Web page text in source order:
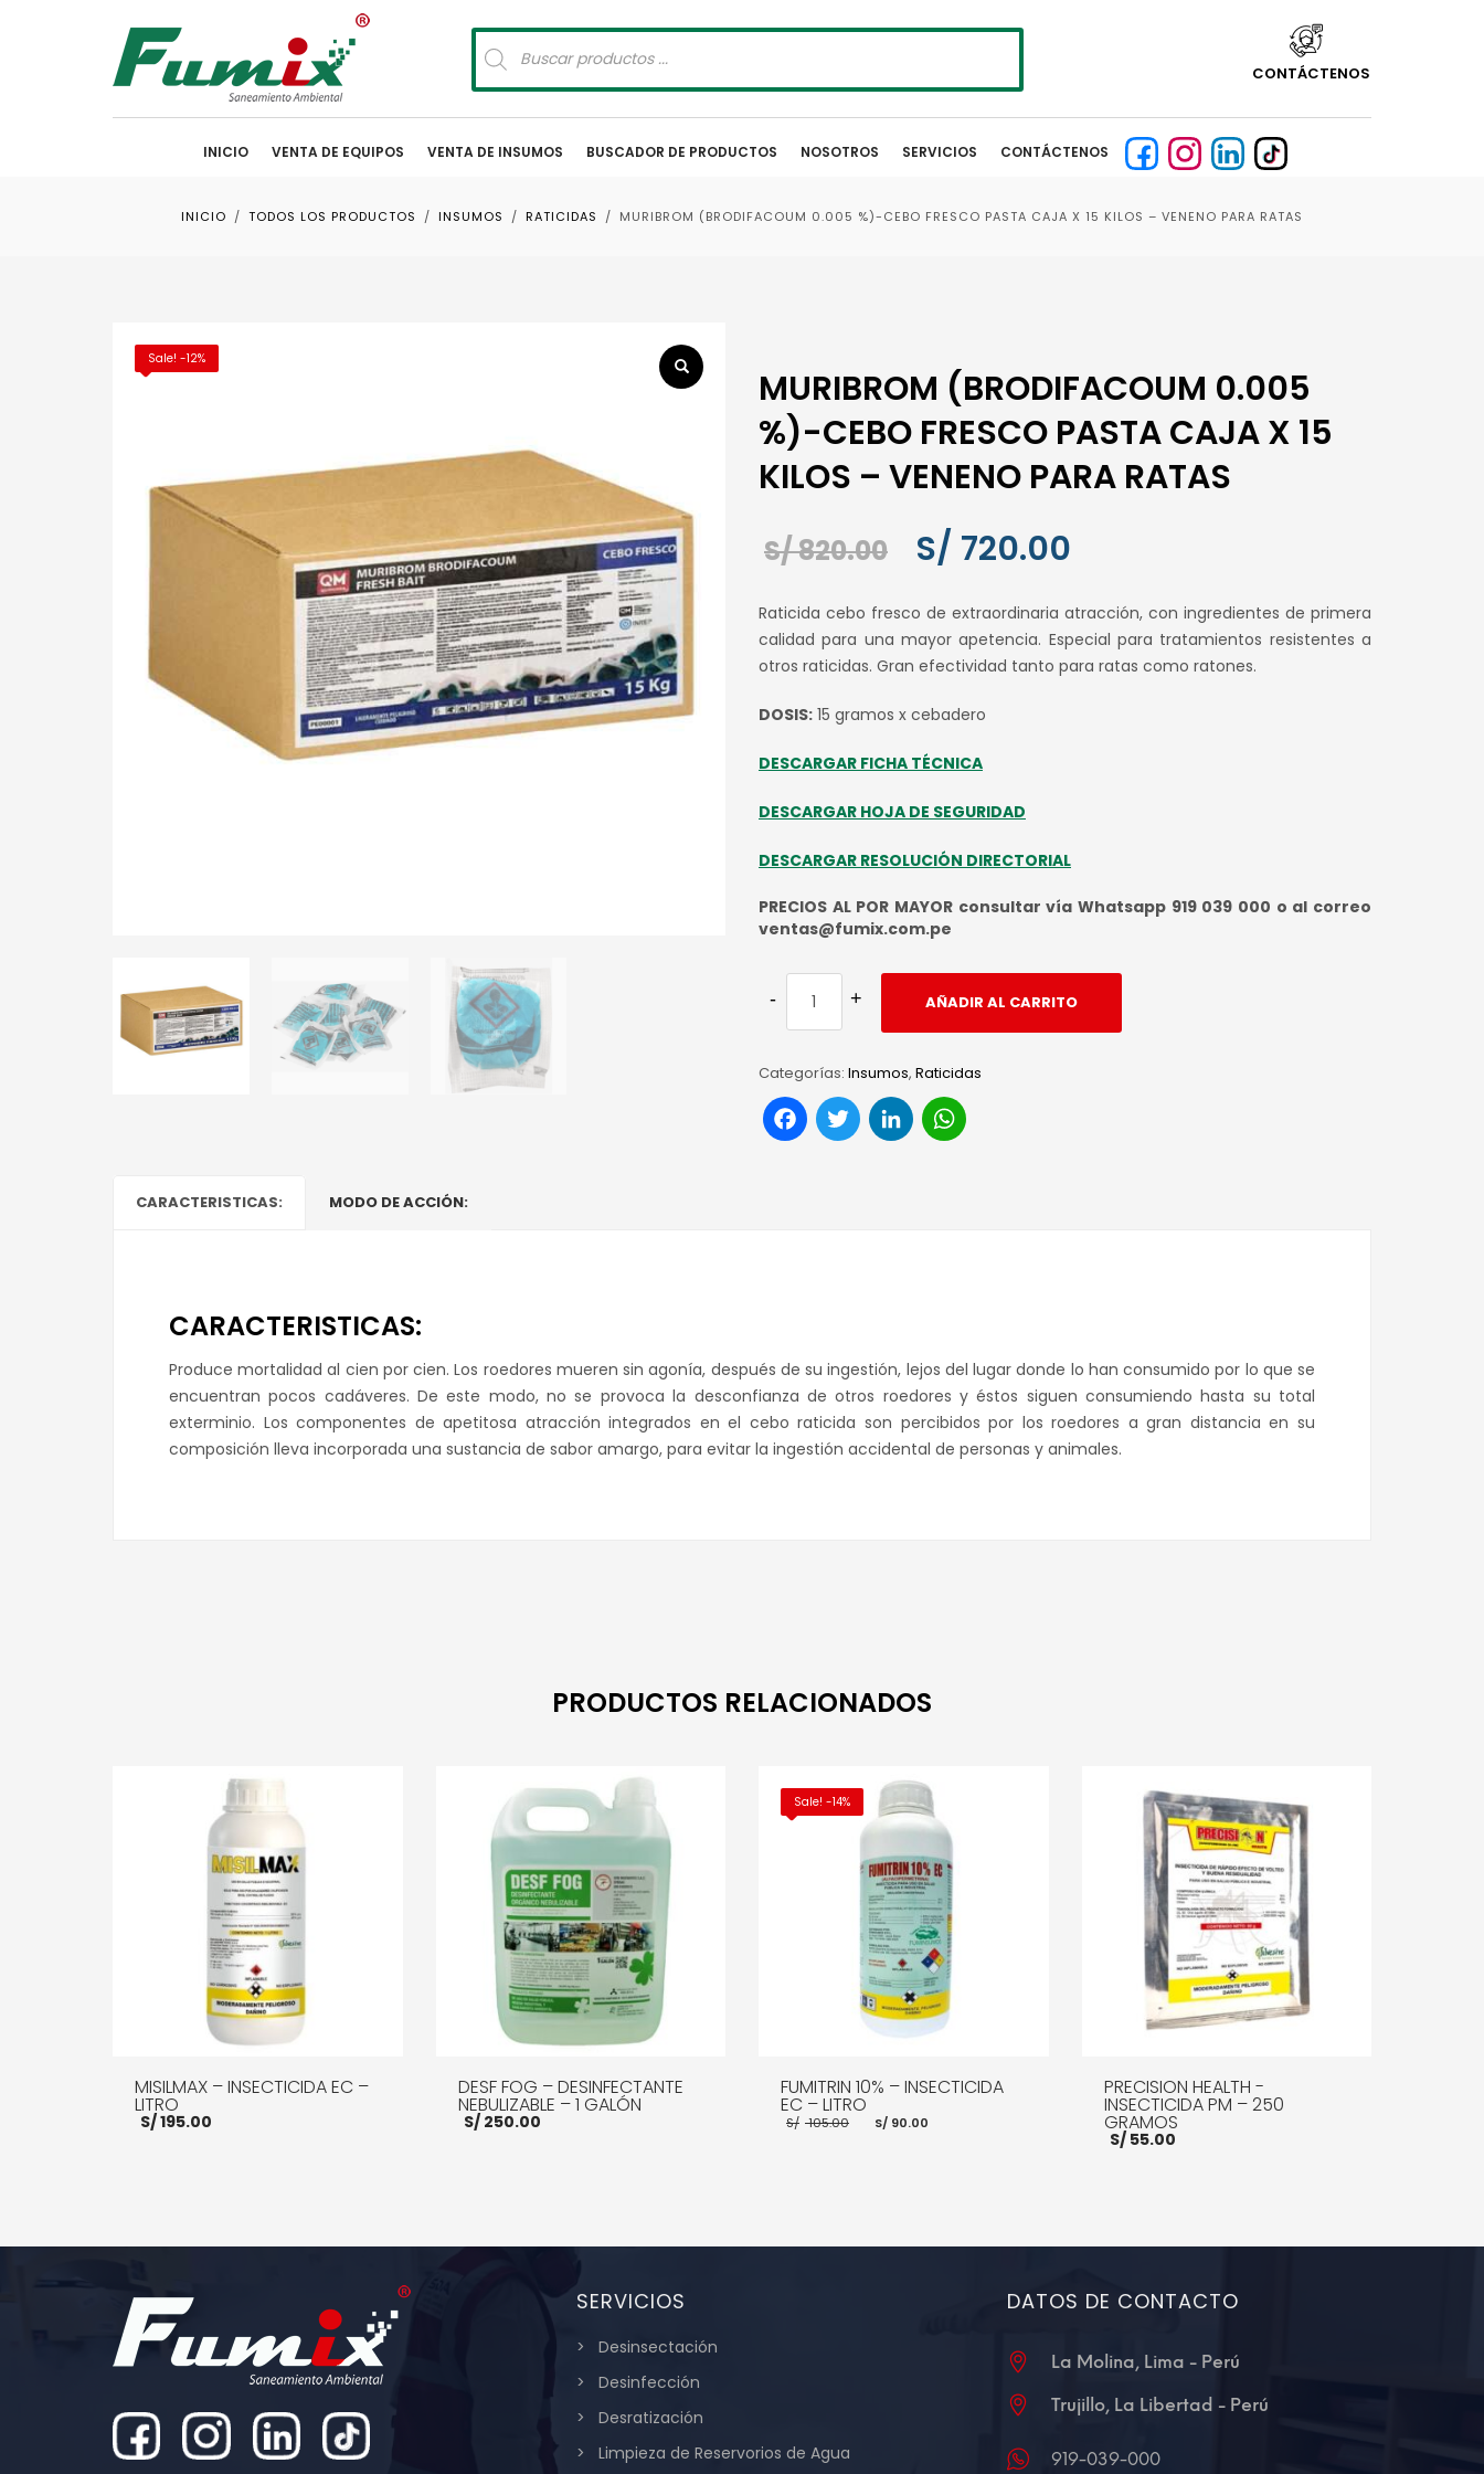
Búsqueda
de
productos
CONTÁCTENOS
INICIO VENTA DE EQUIPOS VENTA DE INSUMOS BUSCADOR DE PRODUCTOS NOSOTROS SERVICIOS CONTÁCTENOS
INICIO TODOS LOS PRODUCTOS INSUMOS RATICIDAS MURIBROM (BRODIFACOUM 0.005 %)-CEBO FRESCO PASTA CAJA X 15 KILOS – VENENO PARA RATAS
Sale! -12%
MURIBROM (BRODIFACOUM 0.005
%)-CEBO FRESCO PASTA CAJA X 15
KILOS – VENENO PARA RATAS
S/820.00
El
original
era:
S/ 820.00.
S/ 720.00
actual
es:
Raticida cebo fresco de extraordinaria atracción, con ingredientes de primera
calidad para una mayor apetencia. Especial para tratamientos resistentes a
otros raticidas. Gran efectividad tanto para ratas como ratones.
DOSIS: 15 gramos x cebadero
DESCARGAR FICHA TÉCNICA
DESCARGAR HOJA DE SEGURIDAD
DESCARGAR RESOLUCIÓN DIRECTORIAL
PRECIOS AL POR MAYOR consultar vía Whatsapp 919 039 000 o al correo
ventas@fumix.com.pe
AÑADIR AL CARRITO
Categorías: Insumos, Raticidas
Facebook
TwitterLinkedIn
CARACTERISTICAS: MODO DE ACCIÓN:
CARACTERISTICAS:
Produce mortalidad al cien por cien. Los roedores mueren sin agonía, después de su ingestión, lejos del lugar donde lo han consumido por lo que se
encuentran pocos cadáveres. De este modo, no se provoca la desconfianza de otros roedores y éstos siguen consumiendo hasta su total
exterminio. Los componentes de apetitosa atracción integrados en el cebo raticida son percibidos por los roedores a gran distancia en su
composición lleva incorporada una sustancia de sabor amargo, para evitar la ingestión accidental de personas y animales.
PRODUCTOS RELACIONADOS
MISILMAX – INSECTICIDA EC –
LITRO
S/195.00
DESF FOG – DESINFECTANTE
NEBULIZABLE – 1 GALÓN
S/250.00
Sale! -14%
FUMITRIN 10% – INSECTICIDA
EC – LITRO
S/ 105.00 El
precio
S/ 90.00
PRECISION HEALTH -
INSECTICIDA PM – 250
GRAMOS
S/55.00
SERVICIOS
Desinsectación
Desinfección
Desratización
Limpieza de Reservorios de Agua
DATOS DE CONTACTO
La Molina, Lima - Perú
Trujillo, La Libertad - Perú
919-039-000